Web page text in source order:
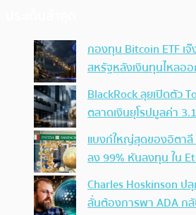
กองทุน Bitcoin ETF เจ๊
สหรัฐหลังเงินทุนไหลอ
BlackRock ลุยเปิดตัว
ตลาดเงินยุโรปมูลค่า
แบงก์ใหญ่สุดของอิตาลี
ลง 99% หันลงทุน ใน
Charles Hoskinson
ลั่นต้องการพา ADA ก